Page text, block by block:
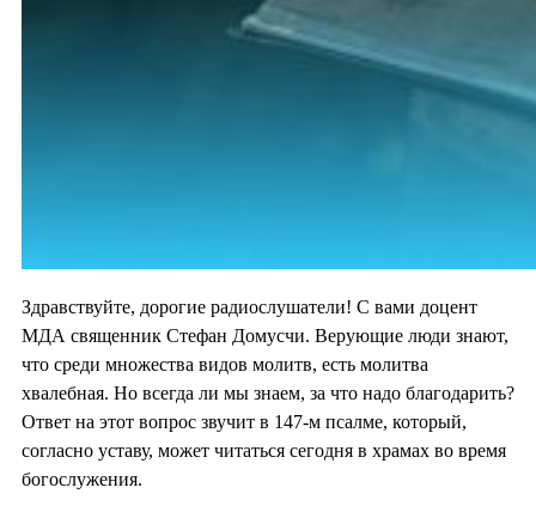
Здравствуйте, дорогие радиослушатели! С вами доцент
МДА священник Стефан Домусчи. Верующие люди знают,
что среди множества видов молитв, есть молитва
хвалебная. Но всегда ли мы знаем, за что надо благодарить?
Ответ на этот вопрос звучит в 147-м псалме, который,
согласно уставу, может читаться сегодня в храмах во время
богослужения.